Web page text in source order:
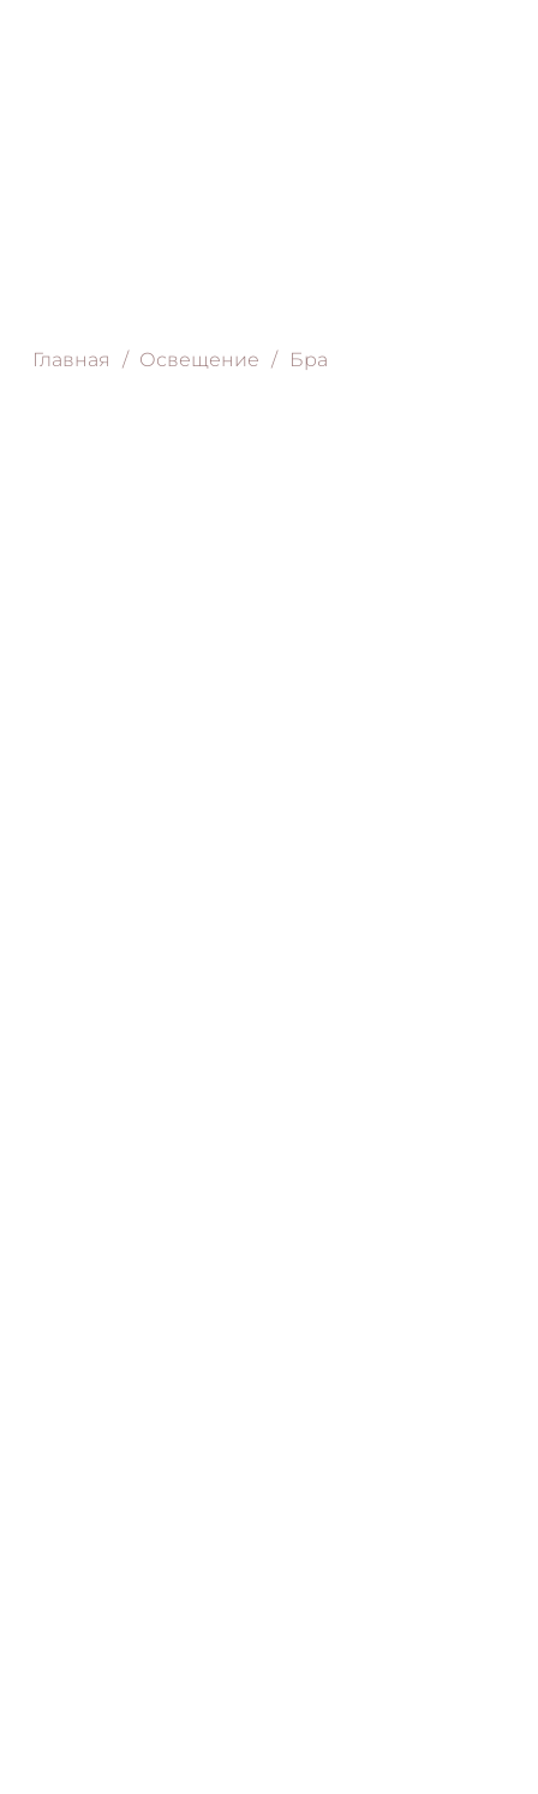
Главная / Освещение / Бра